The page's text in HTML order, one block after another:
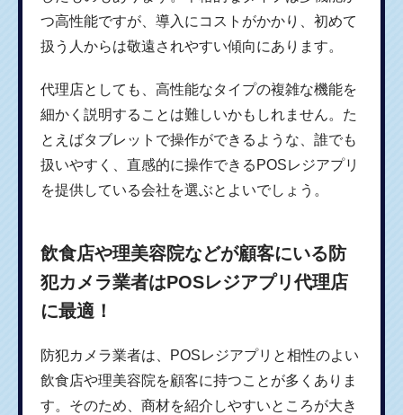
つ高性能ですが、導入にコストがかかり、初めて
扱う人からは敬遠されやすい傾向にあります。
代理店としても、高性能なタイプの複雑な機能を
細かく説明することは難しいかもしれません。た
とえばタブレットで操作ができるような、誰でも
扱いやすく、直感的に操作できるPOSレジアプリ
を提供している会社を選ぶとよいでしょう。
飲食店や理美容院などが顧客にいる防
犯カメラ業者はPOSレジアプリ代理店
に最適！
防犯カメラ業者は、POSレジアプリと相性のよい
飲食店や理美容院を顧客に持つことが多くありま
す。そのため、商材を紹介しやすいところが大き